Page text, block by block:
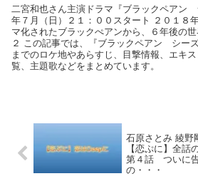
二宮和也さん主演ドラマ『ブラックペアン
年７月（日）２１：００スタート ２０１８
マ化されたブラックぺアンから、６年後の
２ この記事では、『ブラックペアン シー
までのロケ地やあらすじ、目撃情報、エキ
覧、主題歌などをまとめています。
石原さとみ 綾野
【恋ぷに】全話
第４話 ついに
の・・・